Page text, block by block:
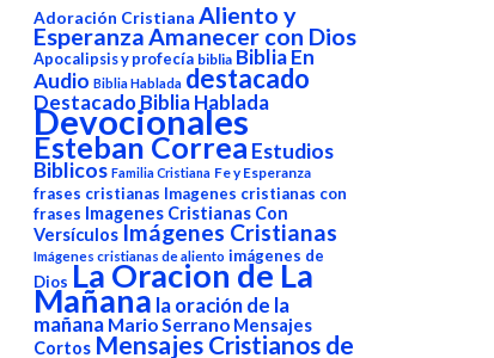
Adoración Cristiana Aliento y
EsperanzaAmanecer con Dios
Apocalipsis y profecía biblia Biblia En
Audio Biblia Hablada destacado
Destacado Biblia Hablada
Devocionales
Esteban Correa Estudios
Biblicos Familia Cristiana Fe y Esperanza
frases cristianas Imagenes cristianas con
frases Imagenes Cristianas Con
Versículos Imágenes Cristianas
Imágenes cristianas de aliento imágenes de
Dios La Oracion de La
Mañana la oración de la
mañana Mario Serrano Mensajes
Cortos Mensajes Cristianos de